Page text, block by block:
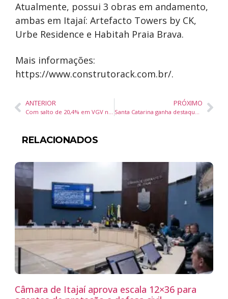
Atualmente, possui 3 obras em andamento,
ambas em Itajaí: Artefacto Towers by CK,
Urbe Residence e Habitah Praia Brava.
Mais informações:
https://www.construtorack.com.br/.
ANTERIOR
Com salto de 20,4% em VGV no primeiro semestre, cidade catarinense é destaque no mercado imobiliário
PRÓXIMO
Santa Catarina ganha destaque cultural com Oktoberfest e circuito de festas típicas
RELACIONADOS
Câmara de Itajaí aprova escala 12×36 para